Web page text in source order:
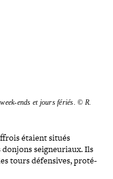
​ends et jours fériés. © R.
étaient situés
donjons sei­gneu­riaux. Ils
tours défen­sives, pro­té­